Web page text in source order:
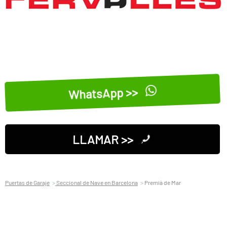
WhatsApp >>
LLAMAR >>
Puertas de Garaje Seccional de Nave en Barcelona Premià de Mar